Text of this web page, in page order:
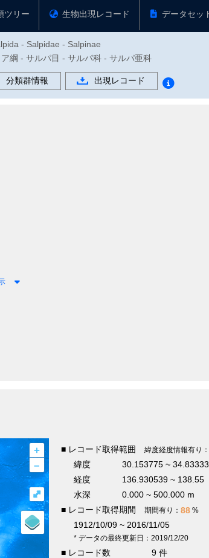
ツリー 生物出現レコード データセッ
- Salpidae - Salpinae
綱 - サルパ目 - サルパ科 - サルパ亜科
分類群情報 出現レコード
+
–
⤢
■ レコード取得範囲 緯度経度情報有り：
緯度
30.153775 ~
経度
136.930539 ~ 138.55
水深
0.000 ~ 500.000 m
■ レコード取得期間
期間有り： 88 %
1912/10/09 ~ 2016/11/05
* データの最終更新日：2019/12/20
■ レコード数
9 件